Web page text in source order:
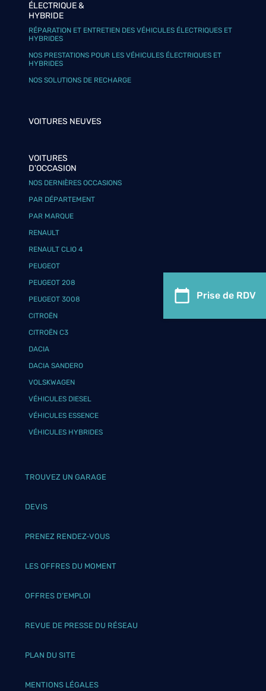
Prise de RDV
ÉLECTRIQUE &
HYBRIDE
RÉPARATION ET ENTRETIEN DES VÉHICULES ÉLECTRIQUES ET
HYBRIDES
NOS PRESTATIONS POUR LES VÉHICULES ÉLECTRIQUES ET
HYBRIDES
NOS SOLUTIONS DE RECHARGE
VOITURES NEUVES
VOITURES
D'OCCASION
NOS DERNIÈRES OCCASIONS
PAR DÉPARTEMENT
PAR MARQUE
RENAULT
RENAULT CLIO 4
PEUGEOT
PEUGEOT 208
PEUGEOT 3008
CITROËN
CITROËN C3
DACIA
DACIA SANDERO
VOLSKWAGEN
VÉHICULES DIESEL
VÉHICULES ESSENCE
VÉHICULES HYBRIDES
TROUVEZ UN GARAGE
DEVIS
PRENEZ RENDEZ-VOUS
LES OFFRES DU MOMENT
OFFRES D’EMPLOI
REVUE DE PRESSE DU RÉSEAU
PLAN DU SITE
MENTIONS LÉGALES